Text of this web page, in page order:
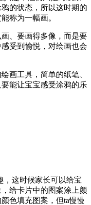
的状态，所以这时期的
称为一幅画。
、要画得多像，而是要
受到愉悦，对绘画也会
画工具，简单的纸笔、
能让宝宝感受涂鸦的乐
，这时候家长可以给宝
给卡片中的图案涂上颜
色填充图案，但ta慢慢